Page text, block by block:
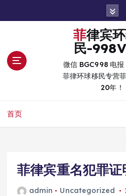
菲律宾环球移
民-
微信 BGC998 电
菲律环球移民专营
20年！
首页
菲律宾重名犯罪证
admin Uncategorized